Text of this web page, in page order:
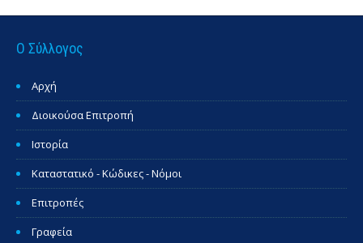
Ο Σύλλογος
Αρχή
Διοικούσα Επιτροπή
Ιστορία
Καταστατικό - Κώδικες - Νόμοι
Επιτροπές
Γραφεία